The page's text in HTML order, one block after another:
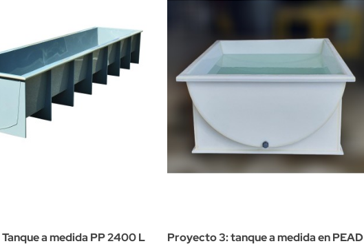
a medida PP 2400 L Proyecto 3: tanque a medida en PEAD